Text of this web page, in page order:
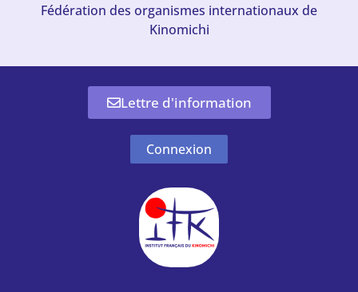
Fédération des organismes internationaux de
Kinomichi
Lettre d'information
Connexion